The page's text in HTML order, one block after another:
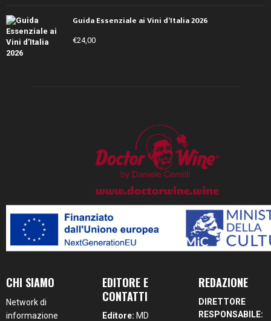
Guida Essenziale ai Vini d’Italia 2026
€24,00
CHI SIAMO
Network di
informazione
EDITORE E
CONTATTI
Editore: MD
REDAZIONE
DIRETTORE
RESPONSABILE: